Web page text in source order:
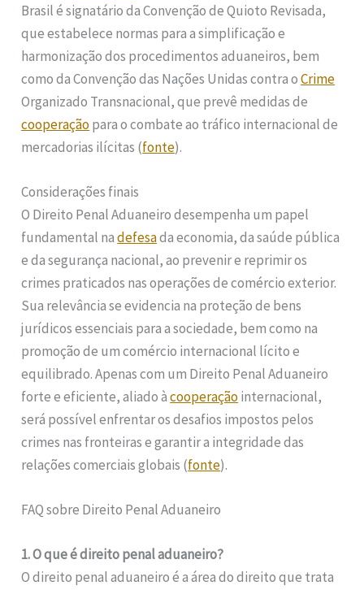
Brasil é signatário da Convenção de Quioto Revisada,
que estabelece normas para a simplificação e
harmonização dos procedimentos aduaneiros, bem
como da Convenção das Nações Unidas contra oCrime
Organizado Transnacional, que prevê medidas de
cooperaçãopara o combate ao tráfico internacional de
mercadorias ilícitas (fonte).
Considerações finais
O Direito Penal Aduaneiro desempenha um papel
fundamental nadefesada economia, da saúde pública
e da segurança nacional, ao prevenir e reprimir os
crimes praticados nas operações de comércio exterior.
Sua relevância se evidencia na proteção de bens
jurídicos essenciais para a sociedade, bem como na
promoção de um comércio internacional lícito e
equilibrado. Apenas com um Direito Penal Aduaneiro
forte e eficiente, aliado àcooperaçãointernacional,
será possível enfrentar os desafios impostos pelos
crimes nas fronteiras e garantir a integridade das
relações comerciais globais (fonte).
FAQ sobre Direito Penal Aduaneiro
1. O que é direito penal aduaneiro?
O direito penal aduaneiro é a área do direito que trata